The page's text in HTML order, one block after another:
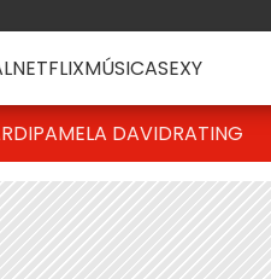
NETFLIXMÚSICASEXY
PAMELA DAVIDRATING